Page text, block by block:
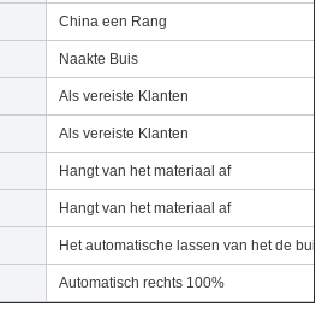
China een Rang
Naakte Buis
Als vereiste Klanten
Als vereiste Klanten
Hangt van het materiaal af
Hangt van het materiaal af
Het automatische lassen van het de
Automatisch rechts 100%